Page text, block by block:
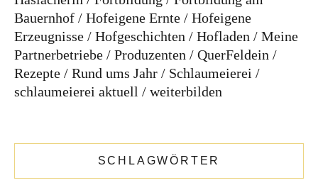
That’s me.
Ehefrau. Mama von 4 Mädels. Bäuerin.
Gastgeberin.
nur ein Teil von mir. Bloggerin? Das ist
Bauernhof
Hofeigene Ernte
Hofeigene
Erzeugnisse
Hofgeschichten Hofladen
Meine
Partnerbetriebe
Produzenten
QuerFeldein
Rezepte
Rund ums Jahr
Schlaumeierei
schlaumeierei aktuell
weiterbilden
SCHLAGWÖRTER